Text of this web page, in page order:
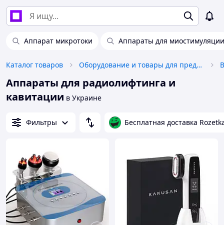
Аппарат микротоки Аппараты для миостимуляции
Каталог товаров Оборудование и товары для предоставления услуг
Аппараты для радиолифтинга и
кавитации в Украине
Фильтры Бесплатная доставка